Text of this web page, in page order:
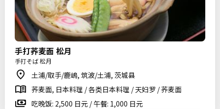
手打荞麦面 松月
手打そば 松月
土浦/取手/鹿嶋, 筑波/土浦, 茨城县
荞麦面, 日本料理 / 各类日本料理 / 天妇罗 / 荞麦面
吃晚饭: 2,500 日元 / 午餐: 1,000 日元